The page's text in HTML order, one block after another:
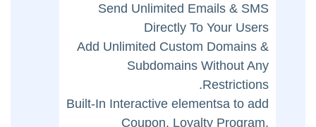
Send Unlimited Emails & SMS
Directly To Your Users
Add Unlimited Custom Domains &
Subdomains Without Any
Restrictions.
Built-In Interactive elementsa to add
Coupon, Loyalty Program,